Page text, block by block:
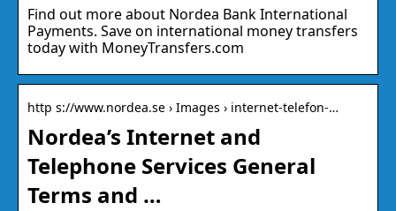
Find out more about Nordea Bank International
Payments. Save on international money transfers
today with MoneyTransfers.com
http s://www.nordea.se › Images › internet-telefon-…
Nordea’s Internet and
Telephone Services General
Terms and …